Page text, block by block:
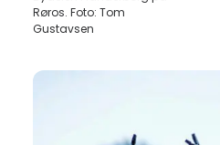
Røros. Foto: Tom
Gustavsen